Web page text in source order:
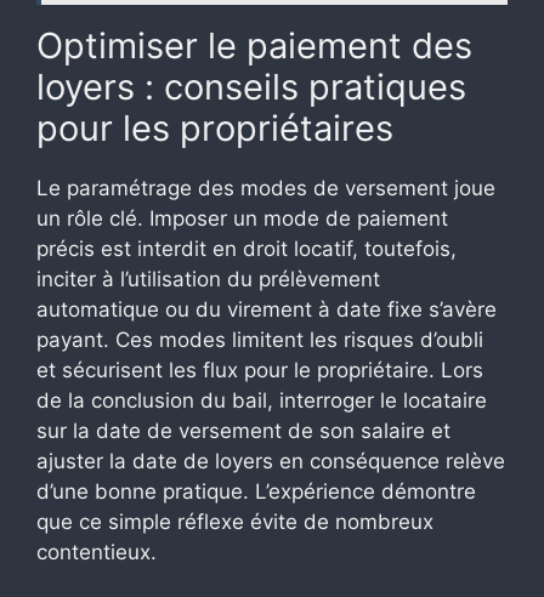
Optimiser le paiement des
loyers : conseils pratiques
pour les propriétaires
Le paramétrage des modes de versement joue
un rôle clé. Imposer un mode de paiement
précis est interdit en droit locatif, toutefois,
inciter à l’utilisation du prélèvement
automatique ou du virement à date fixe s’avère
payant. Ces modes limitent les risques d’oubli
et sécurisent les flux pour le propriétaire. Lors
de la conclusion du bail, interroger le locataire
sur la date de versement de son salaire et
ajuster la date de loyers en conséquence relève
d’une bonne pratique. L’expérience démontre
que ce simple réflexe évite de nombreux
contentieux.